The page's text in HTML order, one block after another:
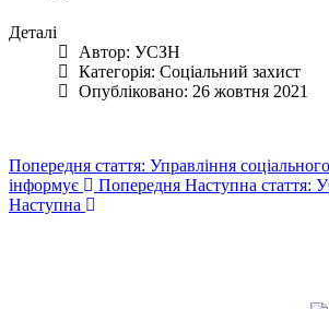
Деталі
Автор: УСЗН
Категорія: Соціальний захист
Опубліковано: 26 жовтня 2021
Попередня стаття: Управління
інформує
Попередня Наступна стаття:
Наступна